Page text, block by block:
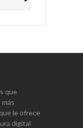
que
le ofrece
digital